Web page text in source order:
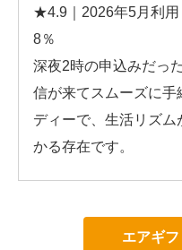
★4.9｜2026年5月利用
8％
深夜2時の申込みだっ
信が来てスムーズに手
ディーで、生活リズ
かる存在です。
エアギ